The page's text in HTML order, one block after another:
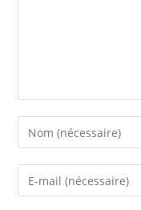
Enter
your
name
Enter
your